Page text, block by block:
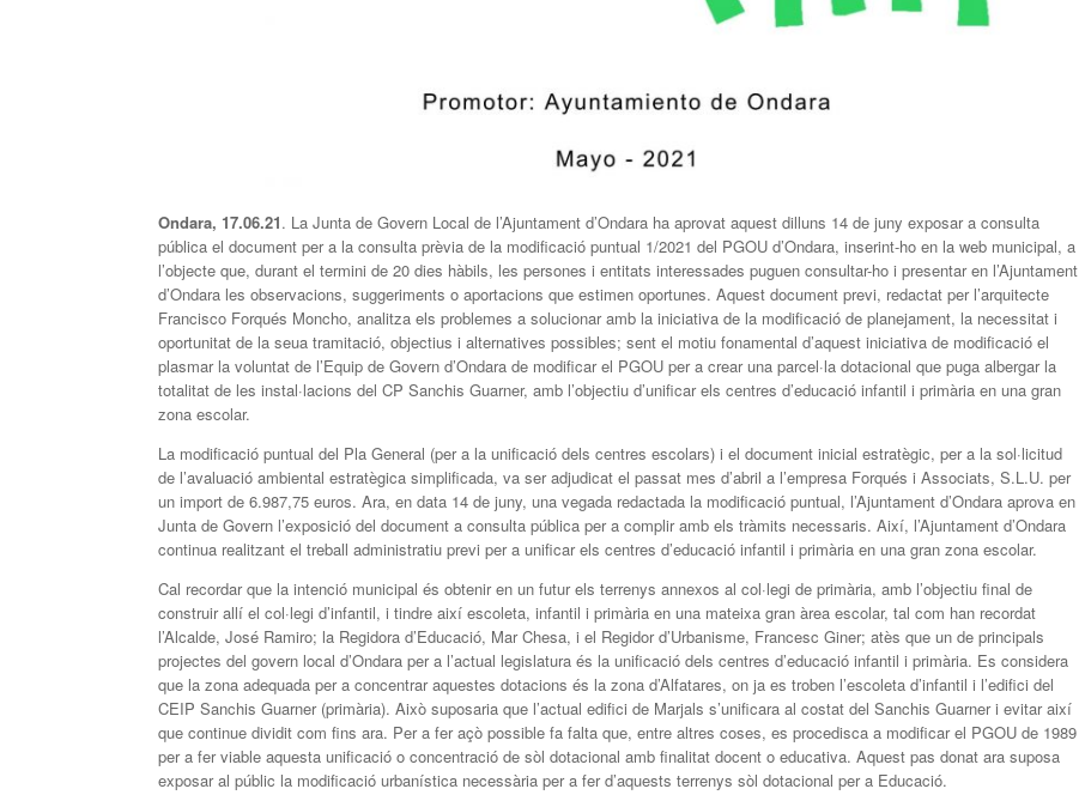
Ondara, 17.06.21. La Junta de Govern Local de l’Ajuntament d’Ondara ha aprovat aquest dilluns 14 de juny exposar a consulta
pública el document per a la consulta prèvia de la modificació puntual 1/2021 del PGOU d’Ondara, inserint-ho en la web municipal, a
l’objecte que, durant el termini de 20 dies hàbils, les persones i entitats interessades puguen consultar-ho i presentar en l’Ajuntament
d’Ondara les observacions, suggeriments o aportacions que estimen oportunes. Aquest document previ, redactat per l’arquitecte
Francisco Forqués Moncho, analitza els problemes a solucionar amb la iniciativa de la modificació de planejament, la necessitat i
oportunitat de la seua tramitació, objectius i alternatives possibles; sent el motiu fonamental d’aquest iniciativa de modificació el
plasmar la voluntat de l’Equip de Govern d’Ondara de modificar el PGOU per a crear una parcel·la dotacional que puga albergar la
totalitat de les instal·lacions del CP Sanchis Guarner, amb l’objectiu d’unificar els centres d’educació infantil i primària en una gran
zona escolar.
La modificació puntual del Pla General (per a la unificació dels centres escolars) i el document inicial estratègic, per a la sol·licitud
de l’avaluació ambiental estratègica simplificada, va ser adjudicat el passat mes d’abril a l’empresa Forqués i Associats, S.L.U. per
un import de 6.987,75 euros. Ara, en data 14 de juny, una vegada redactada la modificació puntual, l’Ajuntament d’Ondara aprova en
Junta de Govern l’exposició del document a consulta pública per a complir amb els tràmits necessaris. Així, l’Ajuntament d’Ondara
continua realitzant el treball administratiu previ per a unificar els centres d’educació infantil i primària en una gran zona escolar.
Cal recordar que la intenció municipal és obtenir en un futur els terrenys annexos al col·legi de primària, amb l’objectiu final de
construir allí el col·legi d’infantil, i tindre així escoleta, infantil i primària en una mateixa gran àrea escolar, tal com han recordat
l’Alcalde, José Ramiro; la Regidora d’Educació, Mar Chesa, i el Regidor d’Urbanisme, Francesc Giner; atès que un de principals
projectes del govern local d’Ondara per a l’actual legislatura és la unificació dels centres d’educació infantil i primària. Es considera
que la zona adequada per a concentrar aquestes dotacions és la zona d’Alfatares, on ja es troben l’escoleta d’infantil i l’edifici del
CEIP Sanchis Guarner (primària). Això suposaria que l’actual edifici de Marjals s’unificara al costat del Sanchis Guarner i evitar així
que continue dividit com fins ara. Per a fer açò possible fa falta que, entre altres coses, es procedisca a modificar el PGOU de 1989
per a fer viable aquesta unificació o concentració de sòl dotacional amb finalitat docent o educativa. Aquest pas donat ara suposa
exposar al públic la modificació urbanística necessària per a fer d’aquests terrenys sòl dotacional per a Educació.